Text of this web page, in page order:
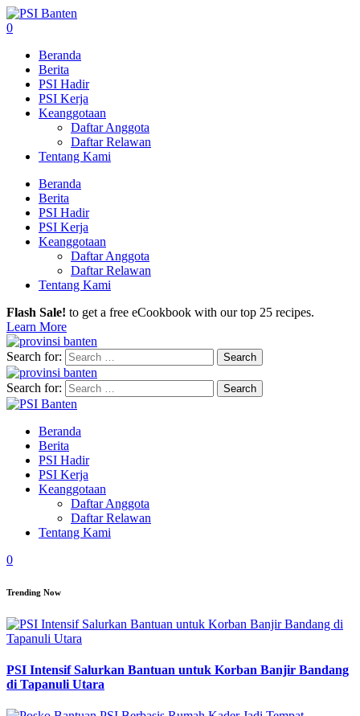
0
Beranda
Berita
PSI Hadir
PSI Kerja
Keanggotaan
Daftar Anggota
Daftar Relawan
Tentang Kami
Beranda
Berita
PSI Hadir
PSI Kerja
Keanggotaan
Daftar Anggota
Daftar Relawan
Tentang Kami
Flash Sale! to get a free eCookbook with our top 25 recipes.
Learn More
Search for:
Search for:
Beranda
Berita
PSI Hadir
PSI Kerja
Keanggotaan
Daftar Anggota
Daftar Relawan
Tentang Kami
0
Trending Now
PSI Intensif Salurkan Bantuan untuk Korban Banjir Bandang
di Tapanuli Utara